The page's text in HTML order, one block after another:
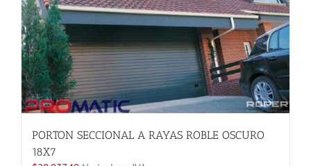
opciones
se
elegir
en
la
página
de
producto
PORTON SECCIONAL A RAYAS ROBLE OSCURO
18X7